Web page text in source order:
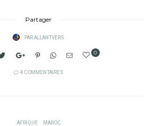
Partager
PARALLANTVERS
0
4 COMMENTAIRES
AFRIQUE MAROC